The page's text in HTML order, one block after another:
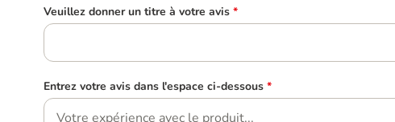
Veuillez donner un titre à votre avis *
Entrez votre avis dans l'espace ci-dessous *